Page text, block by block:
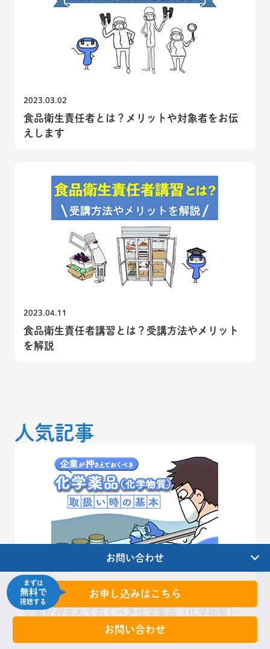
2023.03.02
食品衛生責任者とは？メリットや対象者をお伝
えします
2023.04.11
食品衛生責任者講習とは？受講方法やメリット
を解説
人気記事
2025.10.31
企業が押さえておくべき化学薬品（化学物質）
取扱い時の基本を解説！
お問い合わせ
まずは
無料で
視聴する
お申し込みはこちら
お問い合わせ